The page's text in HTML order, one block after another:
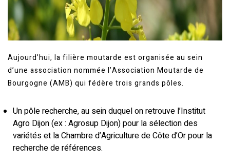
Aujourd’hui, la filière moutarde est organisée au sein
d’une association nommée l’Association Moutarde de
Bourgogne (AMB) qui fédère trois grands pôles.
Un pôle recherche, au sein duquel on retrouve l’Institut
Agro Dijon (ex : Agrosup Dijon) pour la sélection des
variétés et la Chambre d’Agriculture de Côte d’Or pour la
recherche de références.